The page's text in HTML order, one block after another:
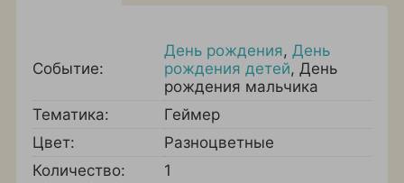
Событие:
День рождения, День
рождения детей, День
рождения мальчика
Тематика:
Геймер
Цвет:
Разноцветные
Количество:
1